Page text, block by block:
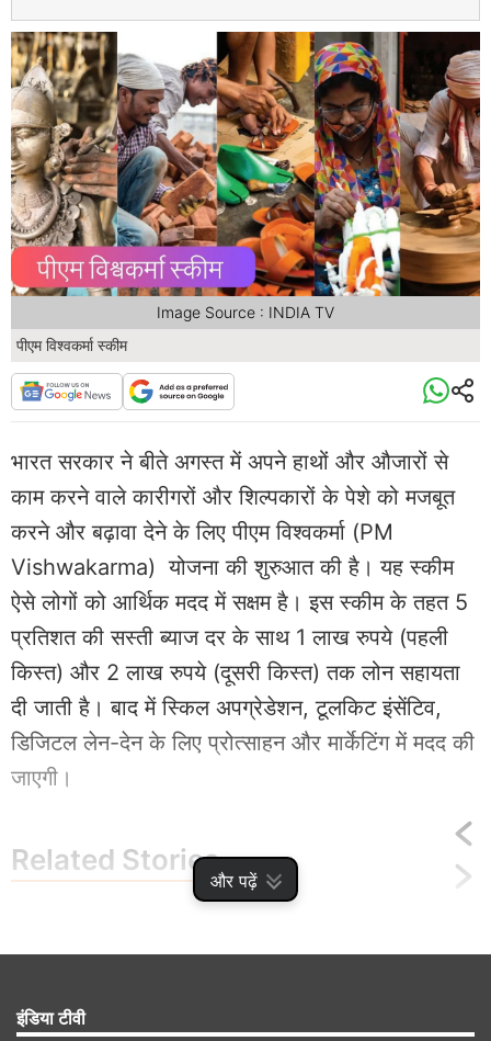
और पढ़ें
पीएम विश्वकर्मा स्कीम
Image Source : INDIA TV
भारत सरकार ने बीते अगस्त में अपने हाथों और औजारों से
काम करने वाले कारीगरों और शिल्पकारों के पेशे को मजबूत
करने और बढ़ावा देने के लिए पीएम विश्वकर्मा (PM
Vishwakarma) योजना की शुरुआत की है। यह स्कीम
ऐसे लोगों को आर्थिक मदद में सक्षम है। इस स्कीम के तहत 5
प्रतिशत की सस्ती ब्याज दर के साथ 1 लाख रुपये (पहली
किस्त) और 2 लाख रुपये (दूसरी किस्त) तक लोन सहायता
दी जाती है। बाद में स्किल अपग्रेडेशन, टूलकिट इंसेंटिव,
डिजिटल लेन-देन के लिए प्रोत्साहन और मार्केटिंग में मदद की
जाएगी।
Related Stories
इंडिया टीवी